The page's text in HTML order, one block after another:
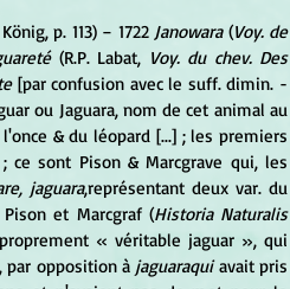
p. 113) − 1722 Janowara (Voy. de
(R.P. Labat, Voy. du chev. Des
[par confusion avec le suff. dimin. -
ou Jaguara, nom de cet animal au
& du léopard [...] ; les premiers
ce sont Pison & Marcgrave qui, les
jaguara,représentant deux var. du
et Marcgraf (Historia Naturalis
« véritable jaguar », qui
par opposition à jaguaraqui avait pris